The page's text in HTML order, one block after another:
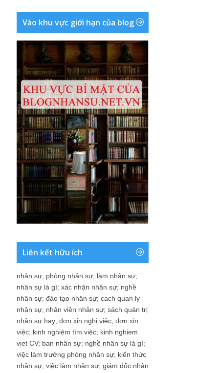
Vào khu vực giới hạn của blog
Liên kết hữu ích
nhân sự; phòng nhân sự; làm nhân sự;
nhân sự là gì; xác nhận nhân sự; nghề
nhân sự; đào tạo nhân sự; cach quan ly
nhân sự; nhân viên nhân sự; sách quản trị
nhân sự hay; đơn xin nghỉ việc; đơn xin
việc; kinh nghiệm tìm việc; kinh nghiem
viet CV; ban nhân sự; nghề nhân sự là gì;
việc làm trưởng phòng nhân sự; kiến thức
nhân sự; việc làm nhân sự; giám đốc nhân